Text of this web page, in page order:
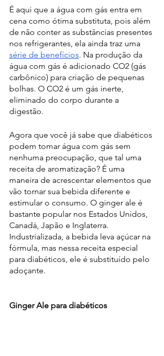
É aqui que a água com gás entra em
cena como ótima substituta, pois além
de não conter as substâncias presentes
nos refrigerantes, ela ainda traz uma
série de benefícios. Na produção da
água com gás é adicionado CO2 (gás
carbônico) para criação de pequenas
bolhas. O CO2 é um gás inerte,
eliminado do corpo durante a
digestão.
Agora que você já sabe que diabéticos
podem tomar água com gás sem
nenhuma preocupação, que tal uma
receita de aromatização? É uma
maneira de acrescentar elementos que
vão tornar sua bebida diferente e
estimular o consumo. O ginger ale é
bastante popular nos Estados Unidos,
Canadá, Japão e Inglaterra.
Industrializada, a bebida leva açúcar na
fórmula, mas nessa receita especial
para diabéticos, ele é substituído pelo
adoçante.
Ginger Ale para diabéticos